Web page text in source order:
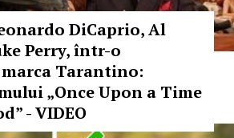
DiCaprio, Al
Perry, într-o
Tarantino:
„Once Upon a Time
- VIDEO